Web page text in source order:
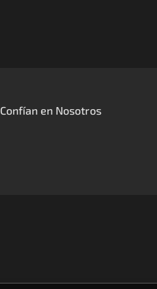
Confían en Nosotros